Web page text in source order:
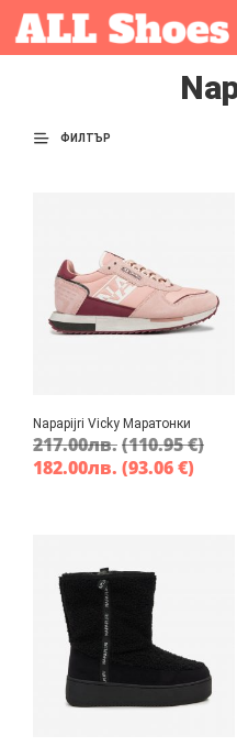
ФИЛТЪР
Napapijri Vicky Маратонки
217.00лв.(110.95 €)
182.00лв. (93.06 €)